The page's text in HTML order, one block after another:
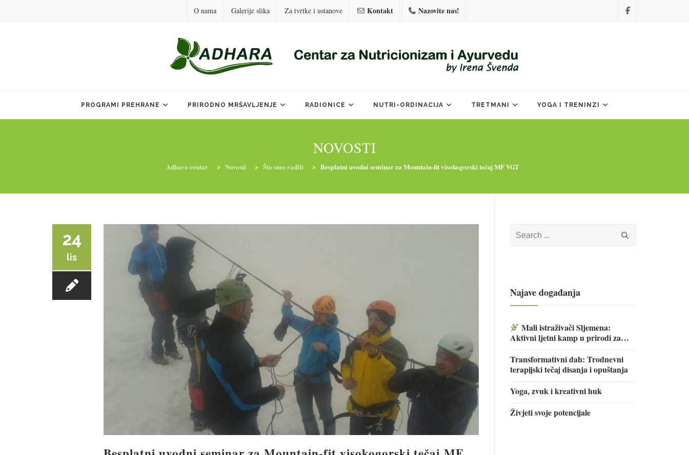
O nama Galerije slika Za tvrtke i ustanove Kontakt Nazovite nas!
PROGRAMI PREHRANE PRIRODNO MRŠAVLJENJE RADIONICE NUTRI-ORDINACIJA TRETMANI YOGA I TRENINZI
NOVOSTI
Adhara centar > Novosti > Što smo radili > Besplatni uvodni seminar za Mountain-fit visokogorski tečaj MF VGT
24
lis
for:
Najave događanja
Mali istraživači Sljemena:
Aktivni ljetni kamp u prirodi za
Transformativni dah: Trodnevni
terapijski tečaj disanja i opuštanja
Yoga, zvuk i kreativni huk
Živjeti svoje potencijale